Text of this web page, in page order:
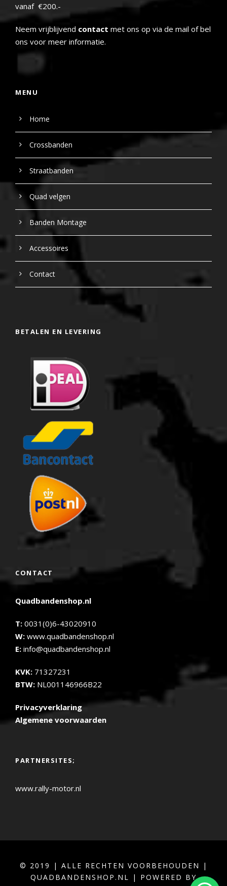
vanaf €200.-
Neem vrijblijvend contact met ons op via de mail of bel
ons voor meer informatie.
MENU
Home
Crossbanden
Straatbanden
Quad velgen
Banden Montage
Accessoires
Contact
BETALEN EN LEVERING
CONTACT
Quadbandenshop.nl
T: 0031(0)6-43020910
W: www.quadbandenshop.nl
E: info@quadbandenshop.nl
KVK: 71327231
BTW: NL001146966B22
Privacyverklaring
Algemene voorwaarden
PARTNERSITES;
www.rally-motor.nl
© 2019 | ALLE RECHTEN VOORBEHOUDEN |
QUADBANDENSHOP.NL | POWERED BY